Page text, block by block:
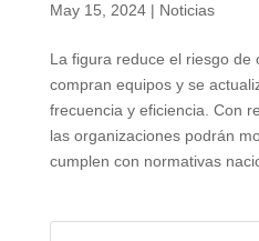
May 15, 2024| Noticias
La figura reduce el riesgo de
compran equipos y se
frecuencia y eficiencia. Con
las organizaciones podrán
cumplen con normativas